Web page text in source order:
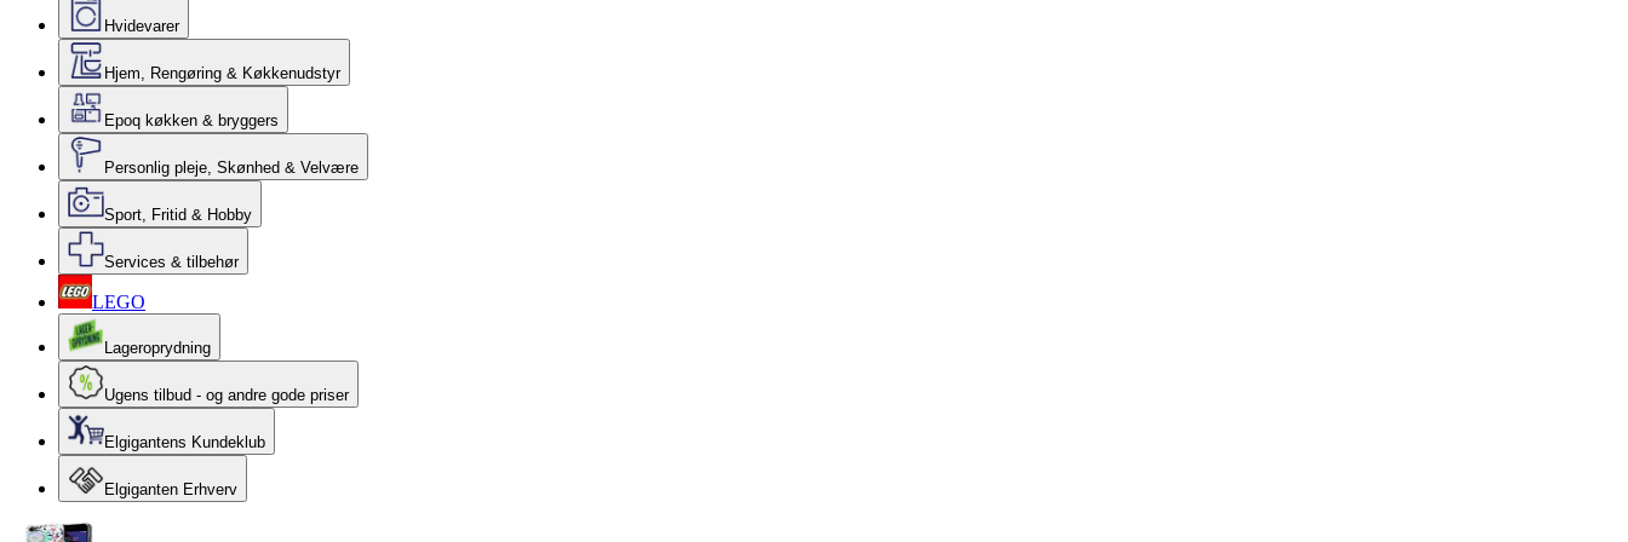
Hvidevarer
Hjem, Rengøring & Køkkenudstyr
Epoq køkken & bryggers
Personlig pleje, Skønhed & Velvære
Sport, Fritid & Hobby
Services & tilbehør
LEGO
Lageroprydning
Ugens tilbud - og andre gode priser
Elgigantens Kundeklub
Elgiganten Erhverv